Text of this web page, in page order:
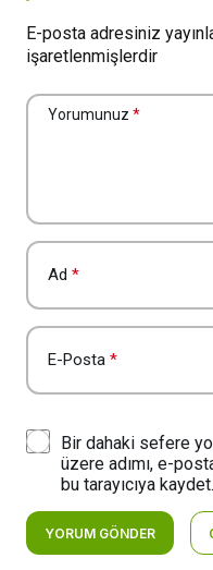
E-posta adresiniz
işaretlenmişlerdir
Yorumunuz *
Ad *
E-Posta *
Bir dahaki sefere
üzere adımı, e-
bu tarayıcıya kaydet.
YORUM GÖNDER